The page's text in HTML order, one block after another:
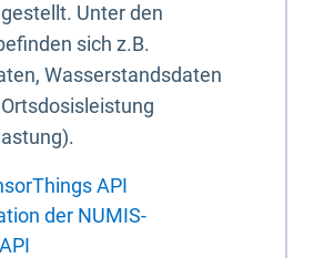
Unter den
sich z.B.
Wasserstandsdaten
API
der NUMIS-